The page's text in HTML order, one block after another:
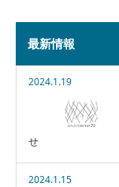
最新情報
2024.1.19
せ
2024.1.15